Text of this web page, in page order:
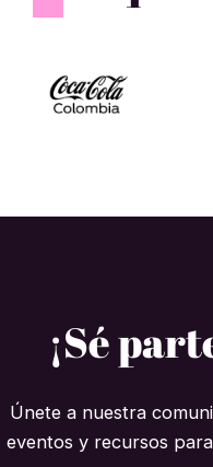
¡Sé
Únete a nuestra
eventos y recursos